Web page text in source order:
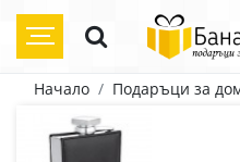
Начало Подаръци за